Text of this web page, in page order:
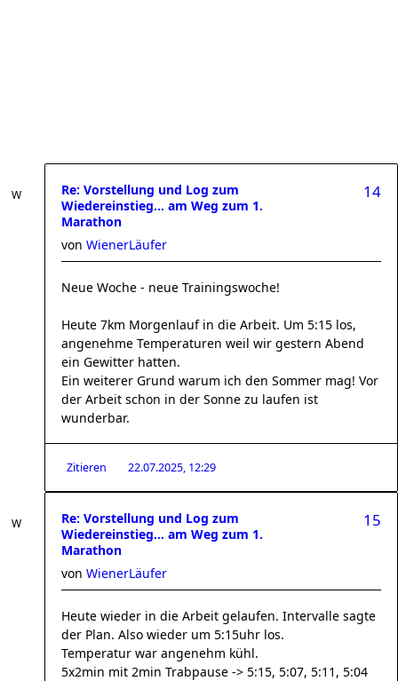
Re: Vorstellung und Log zum
Wiedereinstieg... am Weg zum 1.
Marathon
14
von WienerLäufer
Neue Woche - neue Trainingswoche!
Heute 7km Morgenlauf in die Arbeit. Um 5:15 los,
angenehme Temperaturen weil wir gestern Abend
ein Gewitter hatten.
Ein weiterer Grund warum ich den Sommer mag! Vor
der Arbeit schon in der Sonne zu laufen ist
wunderbar.
Zitieren 22.07.2025, 12:29
Re: Vorstellung und Log zum
Wiedereinstieg... am Weg zum 1.
Marathon
15
von WienerLäufer
Heute wieder in die Arbeit gelaufen. Intervalle sagte
der Plan. Also wieder um 5:15uhr los.
Temperatur war angenehm kühl.
5x2min mit 2min Trabpause -> 5:15, 5:07, 5:11, 5:04